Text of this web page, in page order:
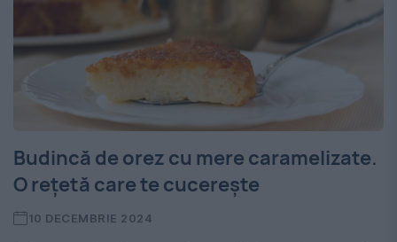
Budincă de orez cu mere caramelizate.
O rețetă care te cucerește
10 DECEMBRIE 2024